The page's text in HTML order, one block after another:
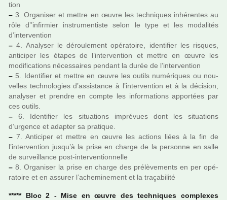
tion
– 3. Organiser et mettre en œuvre les tech­ni­ques inhé­ren­tes au
rôle d’’infir­mier ins­tru­men­tiste selon le type et les moda­li­tés
d’inter­ven­tion
– 4. Analyser le dérou­le­ment opé­ra­toire, iden­ti­fier les ris­ques,
anti­ci­per les étapes de l’inter­ven­tion et mettre en œuvre les
modi­fi­ca­tions néces­sai­res pen­dant la durée de l’inter­ven­tion
– 5. Identifier et mettre en œuvre les outils numé­ri­ques ou nou­
vel­les tech­no­lo­gies d’assis­tance à l’inter­ven­tion et à la déci­sion,
ana­ly­ser et pren­dre en compte les infor­ma­tions appor­tées par
ces outils.
– 6. Identifier les situa­tions impré­vues dont les situa­tions
d’urgence et adap­ter sa pra­ti­que.
– 7. Anticiper et mettre en œuvre les actions liées à la fin de
l’inter­ven­tion jusqu’à la prise en charge de la per­sonne en salle
de sur­veillance post-inter­ven­tion­nelle
– 8. Organiser la prise en charge des pré­lè­ve­ments en per opé­
ra­toire et en assu­rer l’ache­mi­ne­ment et la tra­ça­bi­lité
***** Bloc 2 - Mise en œuvre des tech­ni­ques com­plexes